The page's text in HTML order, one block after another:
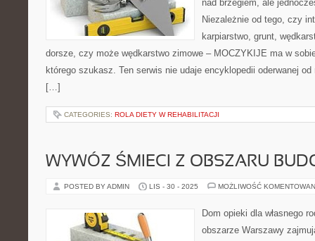
nad brzegiem, ale
Niezależnie od tego, czy
karpiarstwo, grunt,
dorsze, czy może wędkarstwo zimowe – MOCZYKIJE ma w
którego szukasz. Ten serwis nie udaje encyklopedii oderwanej
[…]
CATEGORIES: ROLA DIETY W REHABILITACJI
WYWÓZ ŚMIECI Z OBSZARU
POSTED BY ADMIN LIS - 30 - 2025 MOŻLIWOŚĆ
Dom opieki dla własnego
obszarze Warszawy